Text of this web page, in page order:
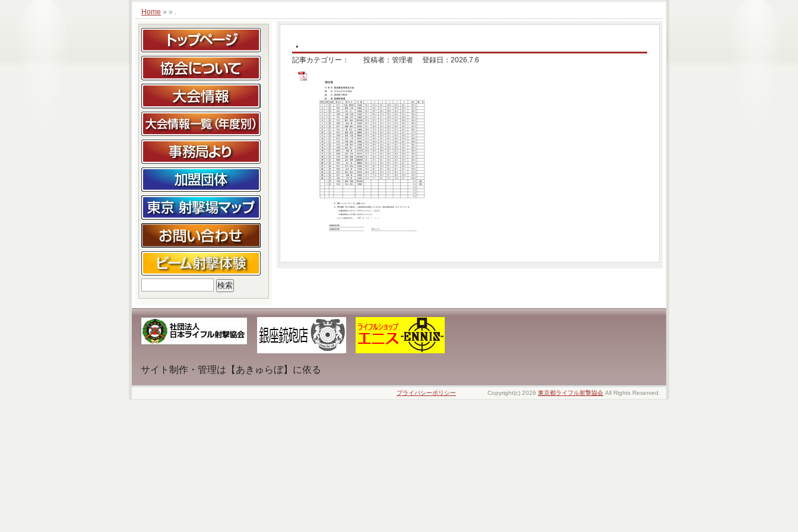
Home » » .
.
記事カテゴリー： 投稿者：管理者 登録日：2026.7.6
索:
サイト制作・管理は【あきゅらぼ】に依る
プライバシーポリシー Copyright(c) 2026 東京都ライフル射撃協会 All Rights Reserved.